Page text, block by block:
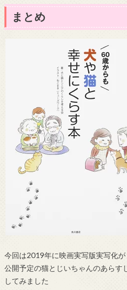
まとめ
今回は2019年に映画実写版実写化が
公開予定の猫とじいちゃんのあらす
してみました